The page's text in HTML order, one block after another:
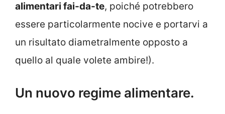
alimentari fai-da-te, poiché potrebbero
essere particolarmente nocive e portarvi a
un risultato diametralmente opposto a
quello al quale volete ambire!).
Un nuovo regime alimentare.